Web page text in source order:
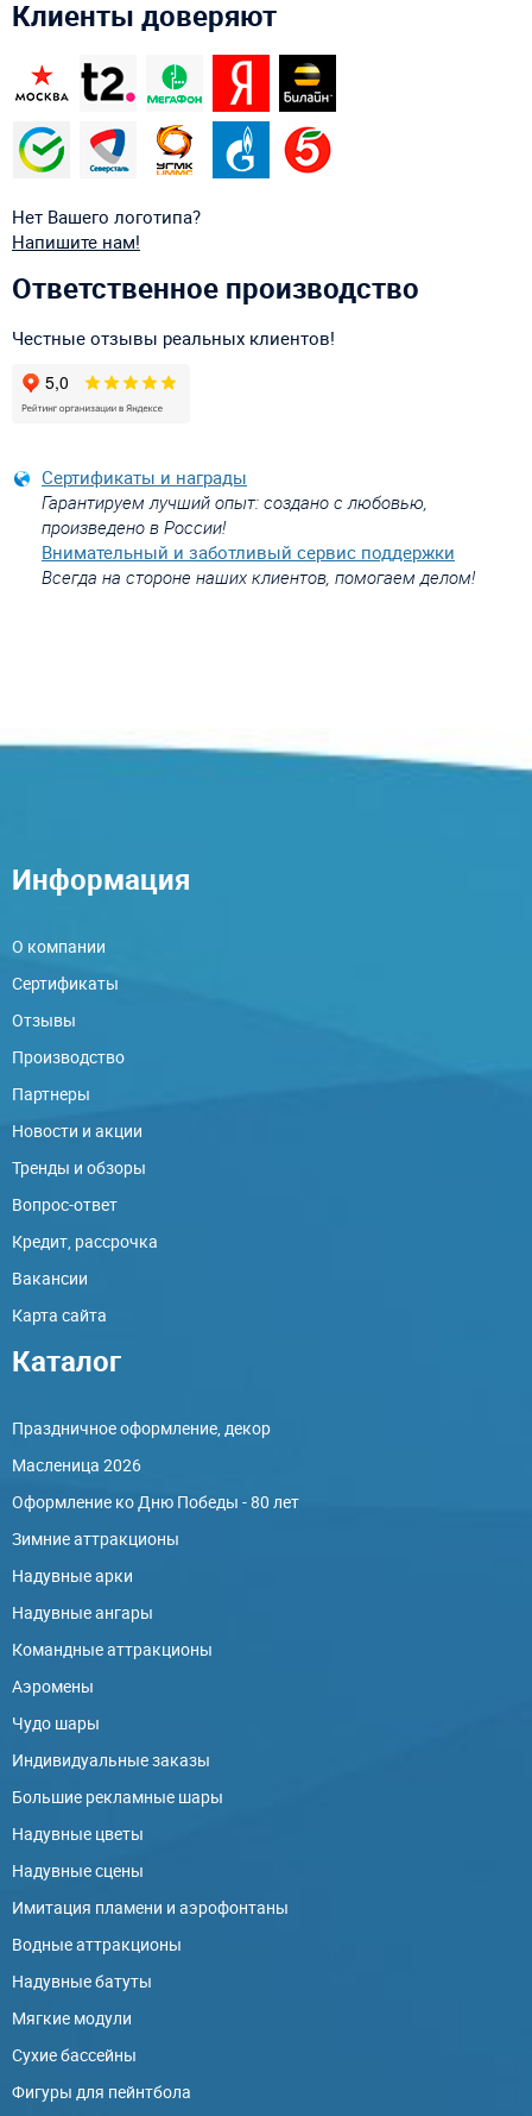
Клиенты доверяют
Нет Вашего логотипа?
Напишите нам!
Ответственное производство
Честные отзывы реальных клиентов!
Сертификаты и награды
Гарантируем лучший опыт: создано с любовью,
произведено в России!
Внимательный и заботливый сервис поддержки
Всегда на стороне наших клиентов, помогаем делом!
Информация
О компании
Сертификаты
Отзывы
Производство
Партнеры
Новости и акции
Тренды и обзоры
Вопрос-ответ
Кредит, рассрочка
Вакансии
Карта сайта
Каталог
Праздничное оформление, декор
Масленица 2026
Оформление ко Дню Победы - 80 лет
Зимние аттракционы
Надувные арки
Надувные ангары
Командные аттракционы
Аэромены
Чудо шары
Индивидуальные заказы
Большие рекламные шары
Надувные цветы
Надувные сцены
Имитация пламени и аэрофонтаны
Водные аттракционы
Надувные батуты
Мягкие модули
Сухие бассейны
Фигуры для пейнтбола